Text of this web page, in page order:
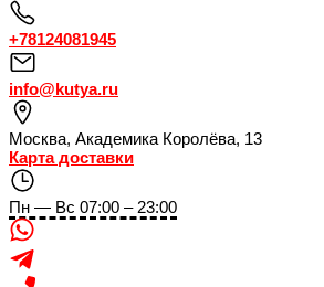
+78124081945
info@kutya.ru
Москва, Академика Королёва, 13
Карта доставки
Пн — Вс 07:00 – 23:00